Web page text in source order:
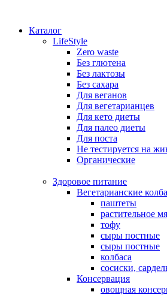
Каталог
LifeStyle
Zero waste
Без глютена
Без лактозы
Без сахара
Для веганов
Для вегетарианцев
Для кето диеты
Для палео диеты
Для поста
Не тестируется на
Органические
Здоровое питание
Вегетарианские
паштеты
растительное
тофу
сыры постные
сыры постные
колбаса
сосиски,
Консервация
овощная